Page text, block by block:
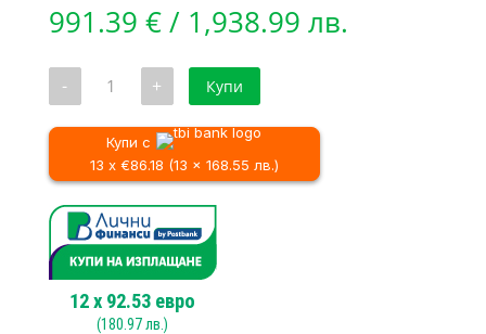
991.39 €/ 1,938.99 лв.
- количество
Настолен
потапящ
циркуляр
с
плот
D27113
,
1600
W,
Ø
305
mm
+ Купи
Купи с
13 x €86.18 (13 x 168.55 лв.)
12x 92.53 евро
(180.97лв.)